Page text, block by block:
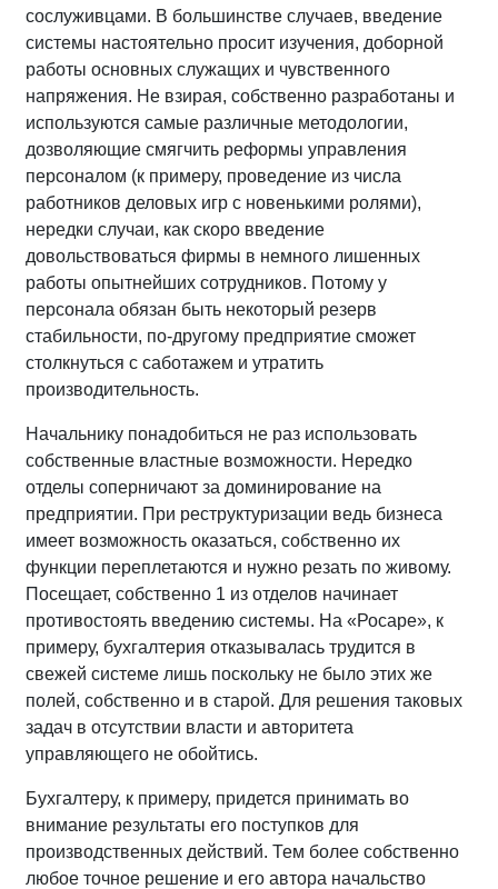
сослуживцами. В большинстве случаев, введение
системы настоятельно просит изучения, доборной
работы основных служащих и чувственного
напряжения. Не взирая, собственно разработаны и
используются самые различные методологии,
дозволяющие смягчить реформы управления
персоналом (к примеру, проведение из числа
работников деловых игр с новенькими ролями),
нередки случаи, как скоро введение
довольствоваться фирмы в немного лишенных
работы опытнейших сотрудников. Потому у
персонала обязан быть некоторый резерв
стабильности, по-другому предприятие сможет
столкнуться с саботажем и утратить
производительность.
Начальнику понадобиться не раз использовать
собственные властные возможности. Нередко
отделы соперничают за доминирование на
предприятии. При реструктуризации ведь бизнеса
имеет возможность оказаться, собственно их
функции переплетаются и нужно резать по живому.
Посещает, собственно 1 из отделов начинает
противостоять введению системы. На «Росаре», к
примеру, бухгалтерия отказывалась трудится в
свежей системе лишь поскольку не было этих же
полей, собственно и в старой. Для решения таковых
задач в отсутствии власти и авторитета
управляющего не обойтись.
Бухгалтеру, к примеру, придется принимать во
внимание результаты его поступков для
производственных действий. Тем более собственно
любое точное решение и его автора начальство